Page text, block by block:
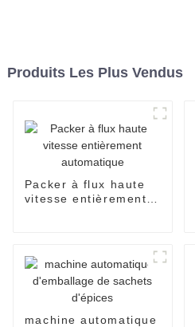
Produits Les Plus Vendus
Packer à flux haute
vitesse entièrement
machine automatique